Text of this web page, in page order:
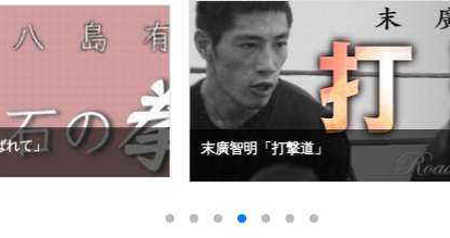
末廣智明「打撃道」